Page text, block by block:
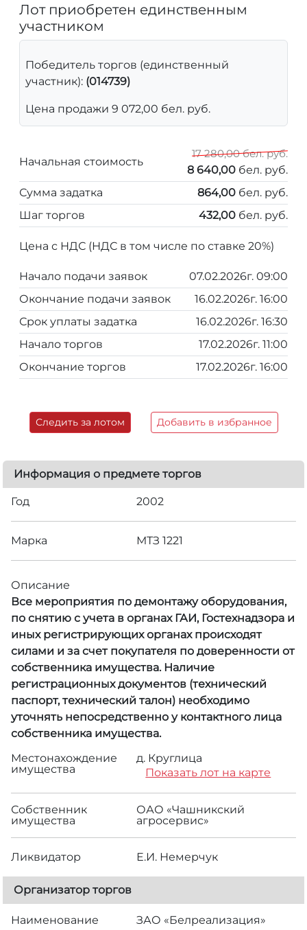
Лот приобретен единственным
участником
Победитель торгов (единственный
участник): (014739)
Цена продажи 9 072,00 бел. руб.
Начальная стоимость
17 280,00 бел. руб.
8 640,00 бел. руб.
Сумма задатка
864,00 бел. руб.
Шаг торгов
432,00 бел. руб.
Цена с НДС (НДС в том числе по ставке 20%)
Начало подачи заявок
07.02.2026г. 09:00
Окончание подачи заявок
16.02.2026г. 16:00
Срок уплаты задатка
16.02.2026г. 16:30
Начало торгов
17.02.2026г. 11:00
Окончание торгов
17.02.2026г. 16:00
Следить за лотом Добавить в избранное
Информация о предмете торгов
Год 2002
Марка МТЗ 1221
Описание
Все мероприятия по демонтажу оборудования,
по снятию с учета в органах ГАИ, Гостехнадзора и
иных регистрирующих органах происходят
силами и за счет покупателя по доверенности от
собственника имущества. Наличие
регистрационных документов (технический
паспорт, технический талон) необходимо
уточнять непосредственно у контактного лица
собственника имущества.
Местонахождение
имущества
д. Круглица
Показать лот на карте
Собственник
имущества
ОАО «Чашникский
агросервис»
Ликвидатор Е.И. Немерчук
Организатор торгов
Наименование ЗАО «Белреализация»